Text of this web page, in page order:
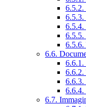
6.5.2.
6.5.3.
6.5.4.
6.5.5.
6.5.6.
6.6.
6.6.1.
6.6.2.
6.6.3.
6.6.4.
6.7.